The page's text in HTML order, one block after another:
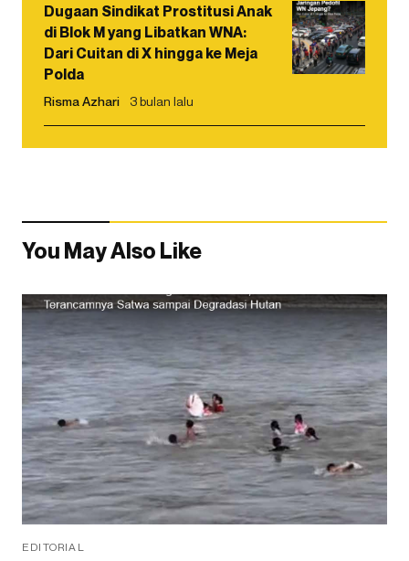
Dugaan Sindikat Prostitusi Anak
di Blok M yang Libatkan WNA:
Dari Cuitan di X hingga ke Meja
Polda
Risma Azhari 3 bulan lalu
You May Also Like
EDITORIAL